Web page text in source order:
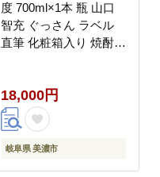
度 700ml×1本 瓶 山口
智充 ぐっさん ラベル
直筆 化粧箱入り 焼酎
晩酌 糖質ゼロ プリン体
ゼロ こしおれ お取り寄
せ 送料無料 紫屋 岐阜
県 美濃市
18,000円
岐阜県 美濃市